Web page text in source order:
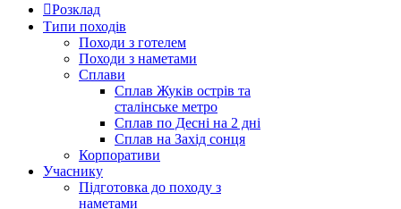
Розклад
Типи походів
Походи з готелем
Походи з наметами
Сплави
Сплав Жуків острів та
сталінське метро
Сплав по Десні на 2 дні
Сплав на Захід сонця
Корпоративи
Учаснику
Підготовка до походу з
наметами